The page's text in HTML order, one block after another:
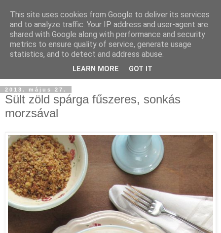
2013. május 27.
Sült zöld spárga fűszeres, sonkás
morzsával
This site uses cookies from Google to deliver its services
and to analyze traffic. Your IP address and user-agent are
shared with Google along with performance and security
metrics to ensure quality of service, generate usage
statistics, and to detect and address abuse.
LEARN MORE GOT IT